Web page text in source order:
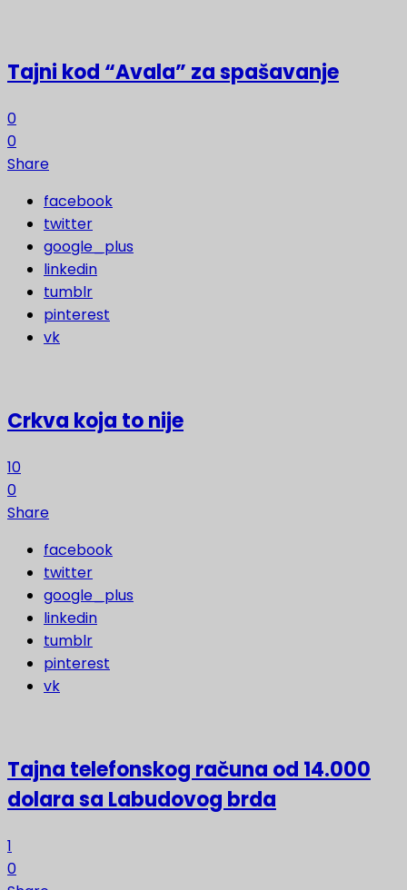
Tajni kod “Avala” za spašavanje
0
0
Share
facebook
twitter
google_plus
linkedin
tumblr
pinterest
vk
Crkva koja to nije
10
0
Share
facebook
twitter
google_plus
linkedin
tumblr
pinterest
vk
Tajna telefonskog računa od 14.000
dolara sa Labudovog brda
1
0